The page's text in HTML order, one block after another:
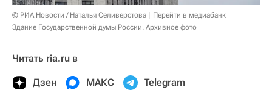
© РИА Новости / Наталья Селиверстова
Перейти в медиабанк
Здание Государственной думы России. Архивное фото
Читать ria.ru в
Дзен МАКС Telegram